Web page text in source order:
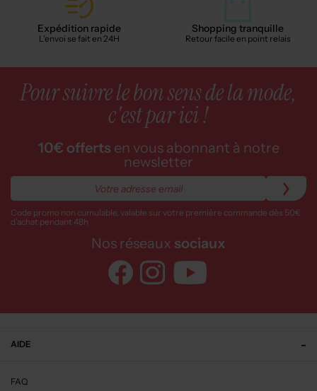
Expédition rapide
L'envoi se fait en 24H
Shopping tranquille
Retour facile en point relais
Pour suivre le bon sens de la mode,
c'est par ici !
10€ offerts en vous abonnant à notre
newsletter
Code promo non cumulable, valable sur votre première commande dès 50€
d’achat pendant 48h
Nos réseaux sociaux
AIDE
FAQ